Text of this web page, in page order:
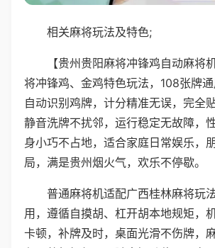
相关麻将玩法及特色;
【贵州贵阳麻将冲锋鸡自动麻将
将冲锋鸡、金鸡特色玩法，108张牌
自动识别鸡牌，计分精准无误，完全
静音洗牌不扰邻，运行稳定无故障，
身小巧不占地，适合家庭日常娱乐，
局，满是贵州烟火气，欢乐不停歇。
普通麻将机适配广西桂林麻将玩
用，遵循自摸胡、杠开胡本地规矩，
卡顿，补牌及时，桌面光滑不伤牌，